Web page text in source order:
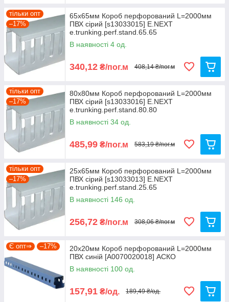
тільки опт
–17%
65x65мм Короб перфорований L=2000мм
ПВХ сірий [s13033015] E.NEXT
e.trunking.perf.stand.65.65
В наявності 4 од.
340,12 ₴/пог.м 408,14 ₴/пог.м
тільки опт
–17%
80x80мм Короб перфорований L=2000мм
ПВХ сірий [s13033016] E.NEXT
e.trunking.perf.stand.80.80
В наявності 34 од.
485,99 ₴/пог.м 583,19 ₴/пог.м
тільки опт
–17%
25x65мм Короб перфорований L=2000мм
ПВХ сірий [s13033013] E.NEXT
e.trunking.perf.stand.25.65
В наявності 146 од.
256,72 ₴/пог.м 308,06 ₴/пог.м
Є опт⇒ –17%
20x20мм Короб перфорований L=2000мм
ПВХ синій [A0070020018] АСКО
В наявності 100 од.
157,91 ₴/од. 189,49 ₴/од.